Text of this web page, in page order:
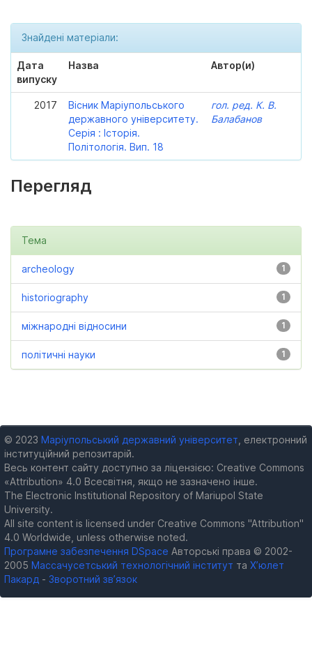
Знайдені матеріали:
Дата
випуску
Назва Автор(и)
2017
Вісник Маріупольського
державного університету.
Серія : Історія.
Політологія. Вип. 18
гол. ред. К. В.
Балабанов
Перегляд
Тема
1
archeology
1
historiography
1
міжнародні відносини
1
політичні науки
© 2023 Маріупольський державний університет , електронний
інституційний репозитарій.
Весь контент сайту доступно за ліцензією: Creative Commons
«Attribution» 4.0 Всесвітня, якщо не зазначено інше.
The Electronic Institutional Repository of Mariupol State
University.
All site content is licensed under Creative Commons "Attribution"
4.0 Worldwide, unless otherwise noted.
Програмне забезпечення DSpace Авторські права © 2002-
2005 Массачусетський технологічний інститут та Х’юлет
Пакард - Зворотний зв’язок